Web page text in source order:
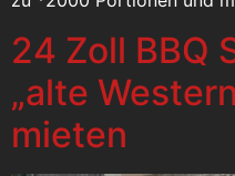
24 Zoll BBQ
„alte
mieten